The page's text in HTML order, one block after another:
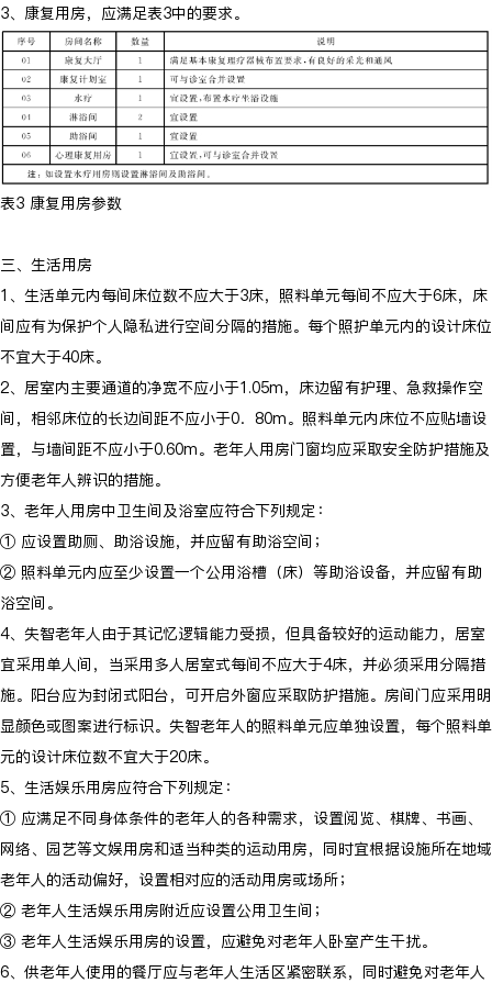
3、康复用房，应满足表3中的要求。
表3 康复用房参数
三、生活用房
1、生活单元内每间床位数不应大于3床，照料单元每间不应大于6床，床
间应有为保护个人隐私进行空间分隔的措施。每个照护单元内的设计床位
不宜大于40床。
2、居室内主要通道的净宽不应小于1.05m，床边留有护理、急救操作空
间，相邻床位的长边间距不应小于0．80m。照料单元内床位不应贴墙设
置，与墙间距不应小于0.60m。老年人用房门窗均应采取安全防护措施及
方便老年人辨识的措施。
3、老年人用房中卫生间及浴室应符合下列规定：
① 应设置助厕、助浴设施，并应留有助浴空间；
② 照料单元内应至少设置一个公用浴槽（床）等助浴设备，并应留有助
浴空间。
4、失智老年人由于其记忆逻辑能力受损，但具备较好的运动能力，居室
宜采用单人间，当采用多人居室式每间不应大于4床，并必须采用分隔措
施。阳台应为封闭式阳台，可开启外窗应采取防护措施。房间门应采用明
显颜色或图案进行标识。失智老年人的照料单元应单独设置，每个照料单
元的设计床位数不宜大于20床。
5、生活娱乐用房应符合下列规定：
① 应满足不同身体条件的老年人的各种需求，设置阅览、棋牌、书画、
网络、园艺等文娱用房和适当种类的运动用房，同时宜根据设施所在地域
老年人的活动偏好，设置相对应的活动用房或场所；
② 老年人生活娱乐用房附近应设置公用卫生间；
③ 老年人生活娱乐用房的设置，应避免对老年人卧室产生干扰。
6、供老年人使用的餐厅应与老年人生活区紧密联系，同时避免对老年人